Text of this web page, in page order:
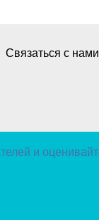
Связаться с нами